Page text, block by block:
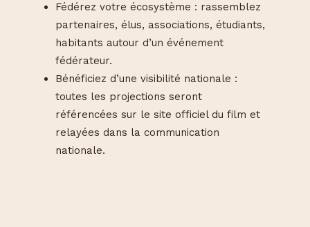
Fédérez votre écosystème : rassemblez
partenaires, élus, associations, étudiants,
habitants autour d’un événement
fédérateur.
Bénéficiez d’une visibilité nationale :
toutes les projections seront
référencées sur le site officiel du film et
relayées dans la communication
nationale.